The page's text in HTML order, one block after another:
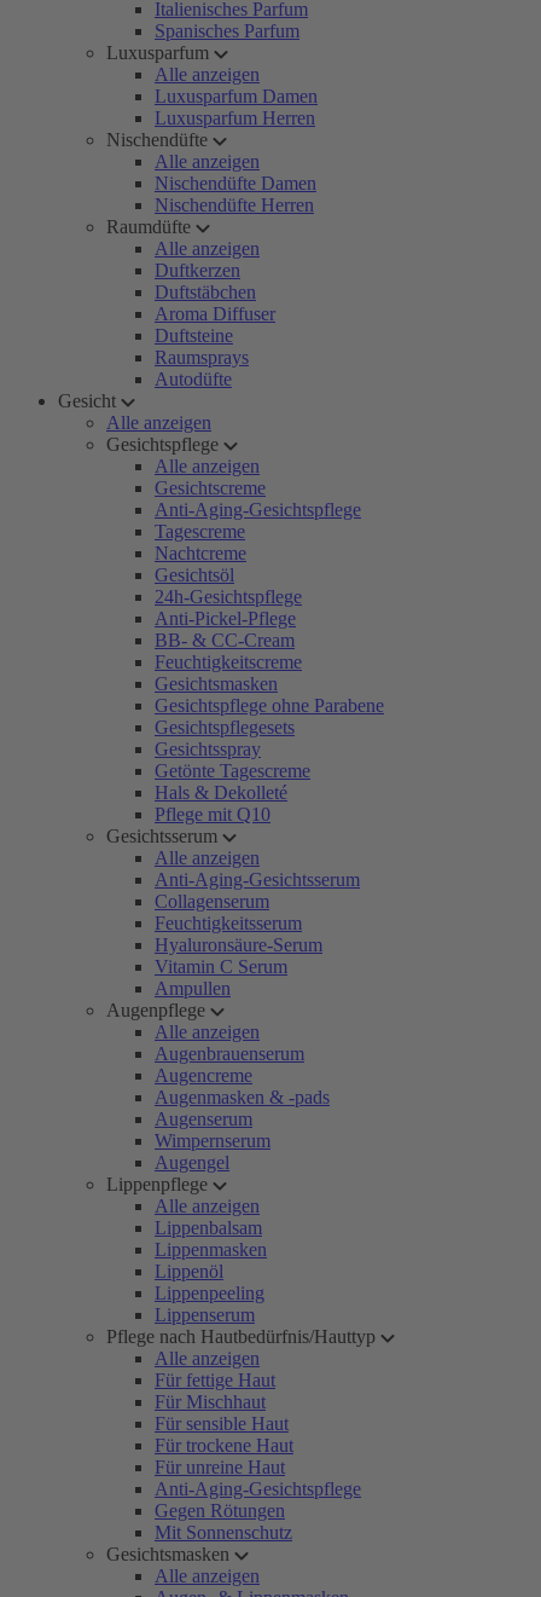
Italienisches Parfum
Spanisches Parfum
Luxusparfum
Alle anzeigen
Luxusparfum Damen
Luxusparfum Herren
Nischendüfte
Alle anzeigen
Nischendüfte Damen
Nischendüfte Herren
Raumdüfte
Alle anzeigen
Duftkerzen
Duftstäbchen
Aroma Diffuser
Duftsteine
Raumsprays
Autodüfte
Gesicht
Alle anzeigen
Gesichtspflege
Alle anzeigen
Gesichtscreme
Anti-Aging-Gesichtspflege
Tagescreme
Nachtcreme
Gesichtsöl
24h-Gesichtspflege
Anti-Pickel-Pflege
BB- & CC-Cream
Feuchtigkeitscreme
Gesichtsmasken
Gesichtspflege ohne Parabene
Gesichtspflegesets
Gesichtsspray
Getönte Tagescreme
Hals & Dekolleté
Pflege mit Q10
Gesichtsserum
Alle anzeigen
Anti-Aging-Gesichtsserum
Collagenserum
Feuchtigkeitsserum
Hyaluronsäure-Serum
Vitamin C Serum
Ampullen
Augenpflege
Alle anzeigen
Augenbrauenserum
Augencreme
Augenmasken & -pads
Augenserum
Wimpernserum
Augengel
Lippenpflege
Alle anzeigen
Lippenbalsam
Lippenmasken
Lippenöl
Lippenpeeling
Lippenserum
Pflege nach Hautbedürfnis/Hauttyp
Alle anzeigen
Für fettige Haut
Für Mischhaut
Für sensible Haut
Für trockene Haut
Für unreine Haut
Anti-Aging-Gesichtspflege
Gegen Rötungen
Mit Sonnenschutz
Gesichtsmasken
Alle anzeigen